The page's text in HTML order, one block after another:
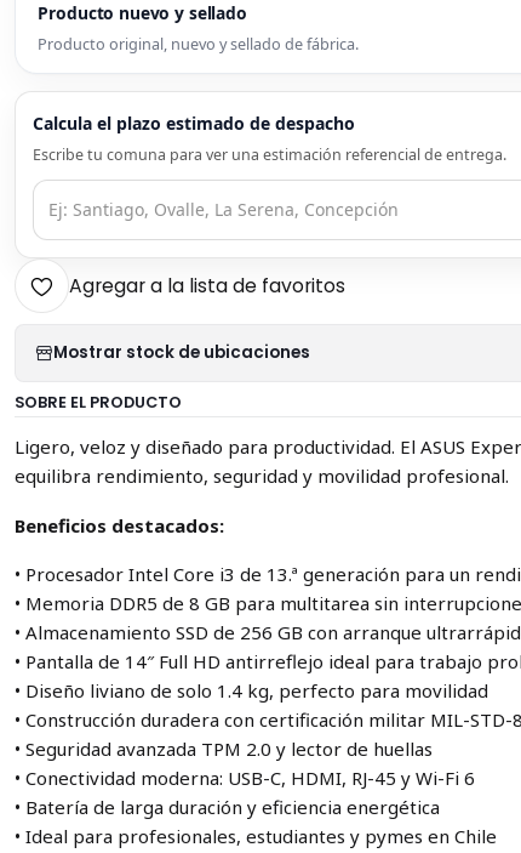
Producto nuevo y sellado
Producto original, nuevo y sellado de fábrica.
Calcula el plazo estimado de despacho
Escribe tu comuna para ver una estimación referencial de entrega.
Agregar a la lista de favoritos
Mostrar stock de ubicaciones
SOBRE EL PRODUCTO
Ligero, veloz y diseñado para productividad. El ASUS
equilibra rendimiento, seguridad y movilidad profesional.
Beneficios destacados:
• Procesador Intel Core i3 de 13.ª generación para un
• Memoria DDR5 de 8 GB para multitarea sin
• Almacenamiento SSD de 256 GB con arranque
• Pantalla de 14″ Full HD antirreflejo ideal para trabajo
• Diseño liviano de solo 1.4 kg, perfecto para movilidad
• Construcción duradera con certificación militar MIL-STD-
• Seguridad avanzada TPM 2.0 y lector de huellas
• Conectividad moderna: USB-C, HDMI, RJ-45 y Wi-Fi 6
• Batería de larga duración y eficiencia energética
• Ideal para profesionales, estudiantes y pymes en Chile